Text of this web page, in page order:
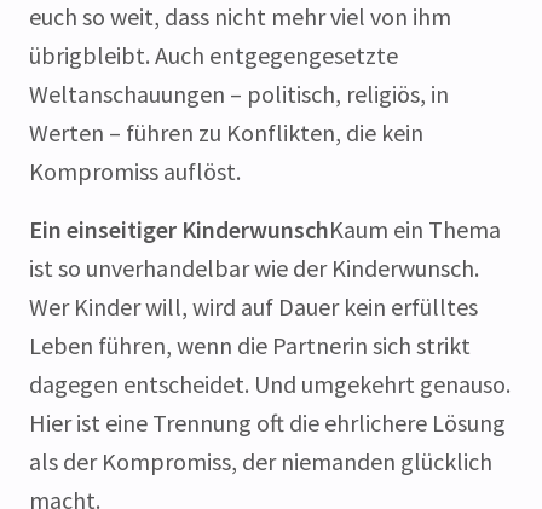
euch so weit, dass nicht mehr viel von ihm
übrigbleibt. Auch entgegengesetzte
Weltanschauungen – politisch, religiös, in
Werten – führen zu Konflikten, die kein
Kompromiss auflöst.
Ein einseitiger KinderwunschKaum ein Thema
ist so unverhandelbar wie der Kinderwunsch.
Wer Kinder will, wird auf Dauer kein erfülltes
Leben führen, wenn die Partnerin sich strikt
dagegen entscheidet. Und umgekehrt genauso.
Hier ist eine Trennung oft die ehrlichere Lösung
als der Kompromiss, der niemanden glücklich
macht.